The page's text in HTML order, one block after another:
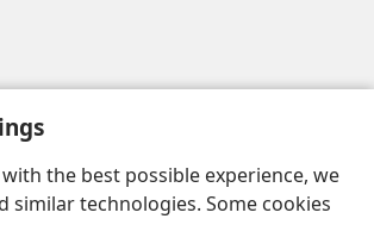
the best possible experience, we
similar technologies. Some cookies